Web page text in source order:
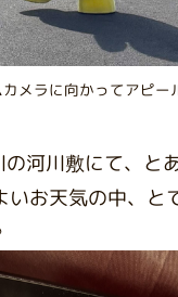
メラに向かってアピー
河川敷にて、と
いお天気の中、と